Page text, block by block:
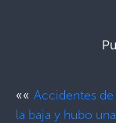
«« Accidentes
la baja y hubo